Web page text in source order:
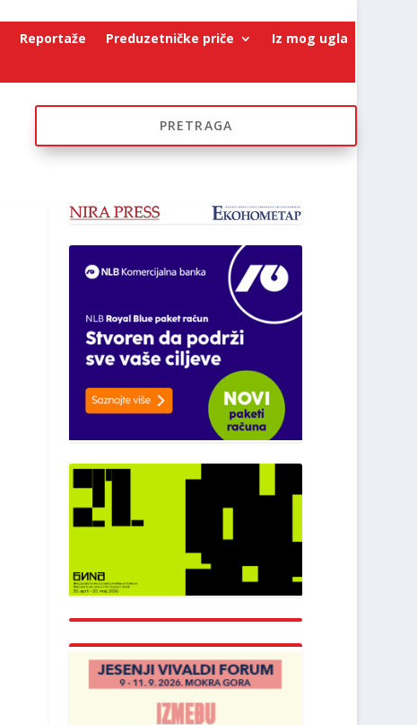
Reportaže Preduzetničke priče Iz mog ugla